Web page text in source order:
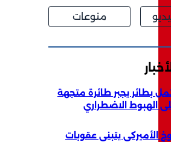
منوعات
بطائر يجبر طائرة متجهة
الهبوط الاضطراري
الأميركي يتبنى عقوبات